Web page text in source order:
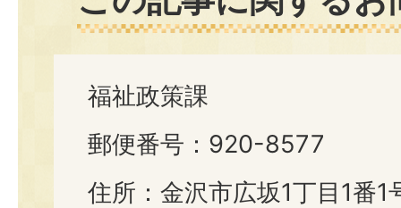
福祉政策課
郵便番号：920-8577
住所：金沢市広坂1丁目1番1